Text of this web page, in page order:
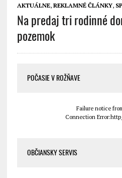
AKTUÁLNE, REKLAMNÉ ČLÁNKY,
Na predaj tri rodinné
pozemok
POČASIE V ROŽŇAVE
Failure notice
Connection
OBČIANSKY SERVIS